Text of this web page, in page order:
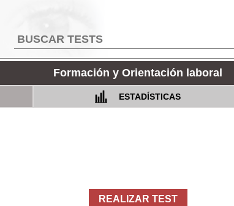
Formación y Orientación laboral
ESTADÍSTICAS
REALIZAR TEST